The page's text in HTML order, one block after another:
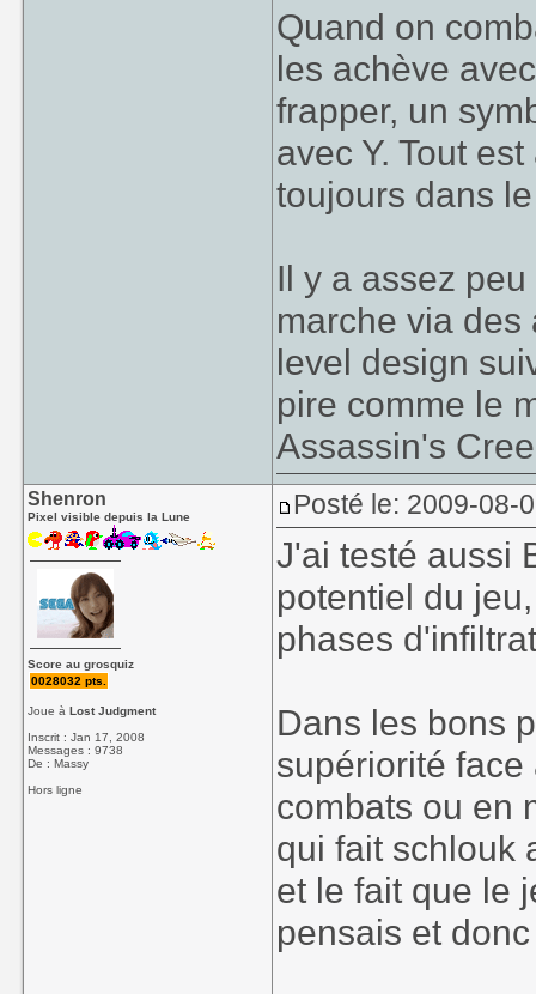
Quand on
les achève
frapper, un
avec Y. Tout
toujours dans
Il y a assez
marche via
level design
pire comme le
Assassin's
Shenron
Pixel visible depuis la Lune
Score au grosquiz
0028032 pts.
Joue àLost Judgment
Inscrit : Jan 17, 2008
Messages : 9738
De : Massy
Hors ligne
Posté le: 2009-08-
J'ai testé aussi
potentiel du
phases
Dans les bons
supériorité
combats ou en
qui fait schlouk
et le fait que le
pensais et